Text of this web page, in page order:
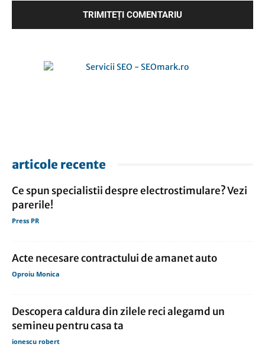
articole recente
Ce spun specialistii despre electrostimulare? Vezi
parerile!
Press PR
Acte necesare contractului de amanet auto
Oproiu Monica
Descopera caldura din zilele reci alegamd un
semineu pentru casa ta
ionescu robert